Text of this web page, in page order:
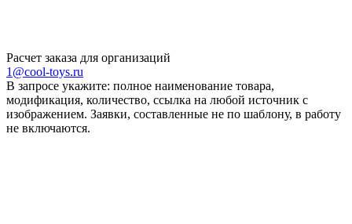
Расчет заказа для организаций
1@cool-toys.ru
В запросе укажите: полное наименование товара,
модификация, количество, ссылка на любой источник с
изображением. Заявки, составленные не по шаблону, в работу
не включаются.